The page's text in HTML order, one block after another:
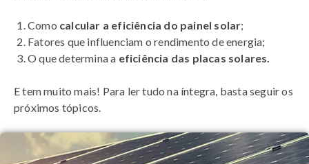
Como calcular a eficiência do painel solar;
Fatores que influenciam o rendimento de energia;
O que determina a eficiência das placas solares.
E tem muito mais! Para ler tudo na íntegra, basta seguir os
próximos tópicos.